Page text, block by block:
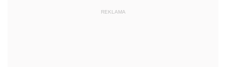
REKLAMA